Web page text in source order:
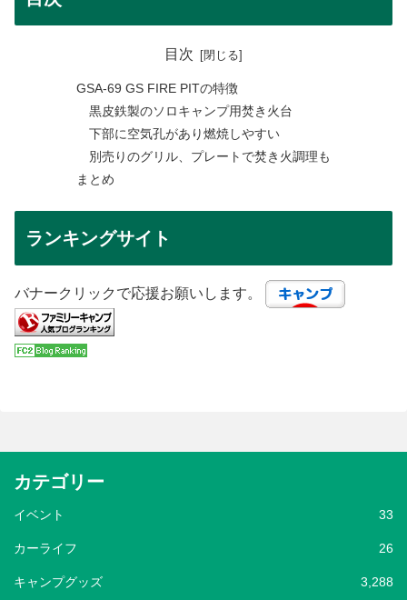
目次
GSA-69 GS FIRE PITの特徴
黒皮鉄製のソロキャンプ用焚き火台
下部に空気孔があり燃焼しやすい
別売りのグリル、プレートで焚き火調理も
まとめ
ランキングサイト
バナークリックで応援お願いします。
カテゴリー
イベント 33
カーライフ 26
キャンプグッズ 3,288